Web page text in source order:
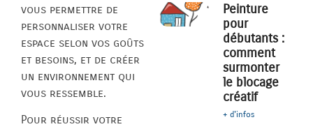
vous permettre de
personnaliser votre
espace selon vos goûts
et besoins, et de créer
un environnement qui
vous ressemble.
Pour réussir votre
Peinture
pour
débutants :
comment
surmonter
le blocage
créatif
+ d'infos